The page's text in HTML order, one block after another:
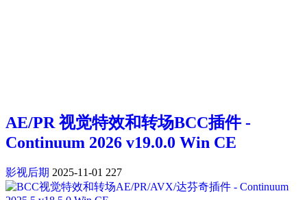
AE/PR 视觉特效和转场BCC插件 -
Continuum 2026 v19.0.0 Win CE
影视后期 2025-11-01 227